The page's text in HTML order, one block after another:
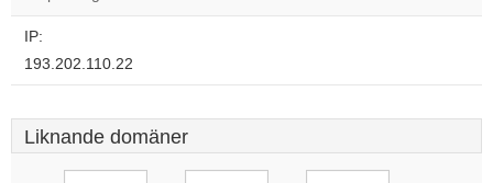
IP:
193.202.110.22
Liknande domäner